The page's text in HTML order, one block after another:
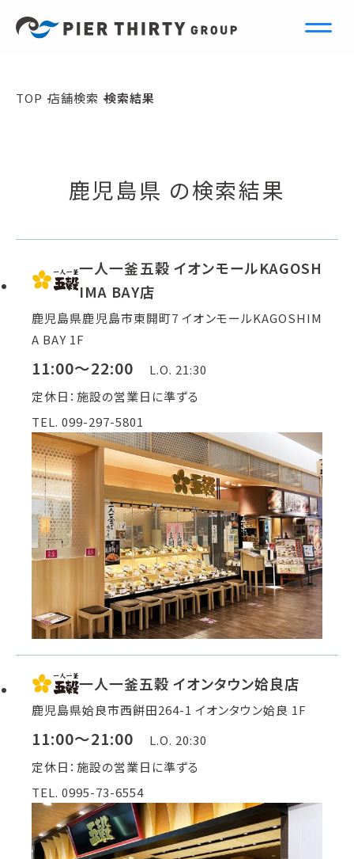
TOP 店舗検索 検索結果
鹿児島県 の検索結果
一人一釜五穀 イオンモールKAGOSH
IMA BAY店
鹿児島県鹿児島市東開町7 イオンモールKAGOSHIM
A BAY 1F
11:00～22:00
L.O. 21:30
定休日：施設の営業日に準ずる
TEL. 099-297-5801
一人一釜五穀 イオンタウン姶良店
鹿児島県姶良市西餅田264-1 イオンタウン姶良 1F
11:00～21:00
L.O. 20:30
定休日：施設の営業日に準ずる
TEL. 0995-73-6554